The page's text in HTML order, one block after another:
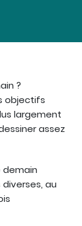
?
objectifs
largement
assez
demain
au